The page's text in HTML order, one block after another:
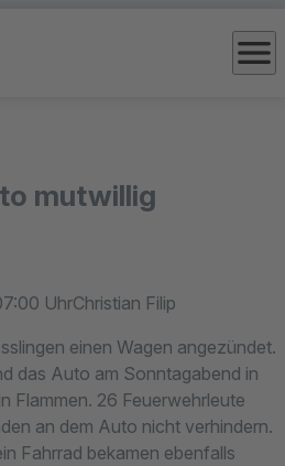
menu
mutwillig
UhrChristian Filip
einen Wagen angezündet.
das Auto am Sonntagabend in
Flammen. 26 Feuerwehrleute
an dem Auto nicht verhindern.
Fahrrad bekamen ebenfalls